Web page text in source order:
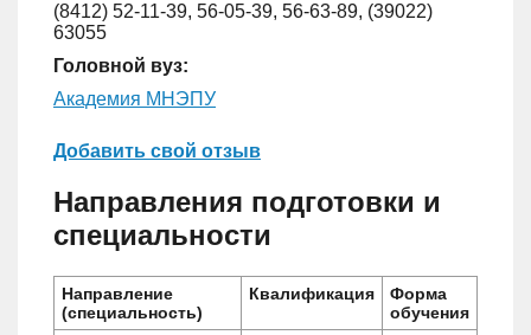
(8412) 52-11-39, 56-05-39, 56-63-89, (39022)
63055
Головной вуз:
Академия МНЭПУ
Добавить свой отзыв
Направления подготовки и
специальности
Направление
(специальность)
Квалификация
Форма
обучения